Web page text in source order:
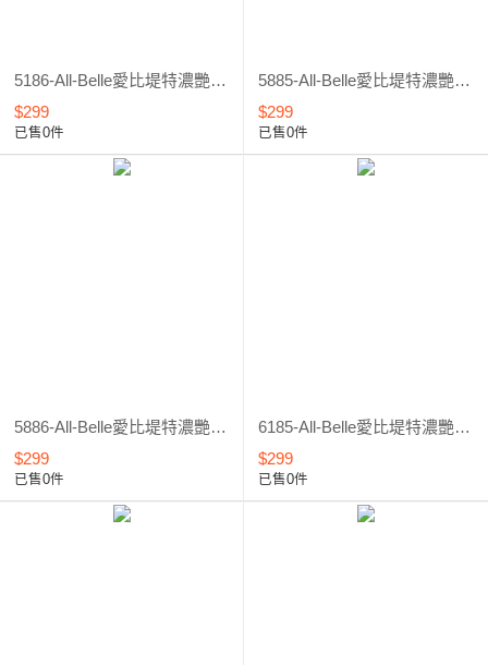
5186-All-Belle愛比堤特濃艷款假睫毛＃C5186
$299
已售0件
5885-All-Belle愛比堤特濃艷款假睫毛＃C5885
$299
已售0件
5886-All-Belle愛比堤特濃艷款假睫毛＃C5886
$299
已售0件
6185-All-Belle愛比堤特濃艷款假睫毛＃C6185
$299
已售0件